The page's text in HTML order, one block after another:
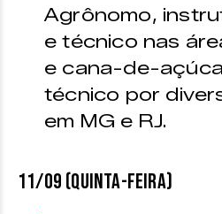
Agrônomo,
e técnico nas
e cana-de-
técnico por
em MG e RJ.
11/09 (quinta-feira)